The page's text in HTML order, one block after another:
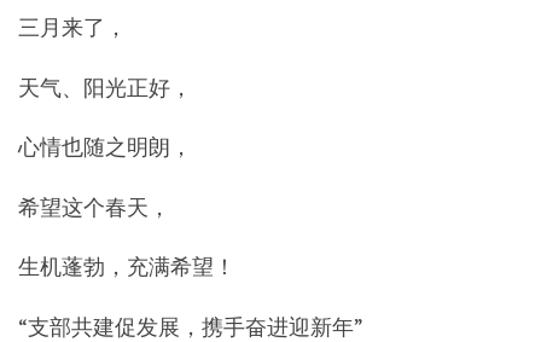
三月来了，
天气、阳光正好，
心情也随之明朗，
希望这个春天，
生机蓬勃，充满希望！
“支部共建促发展，携手奋进迎新年”